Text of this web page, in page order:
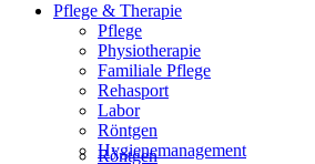
Röntgen
Pflege & Therapie
Pflege
Physiotherapie
Familiale Pflege
Rehasport
Labor
Röntgen
Hygienemanagement